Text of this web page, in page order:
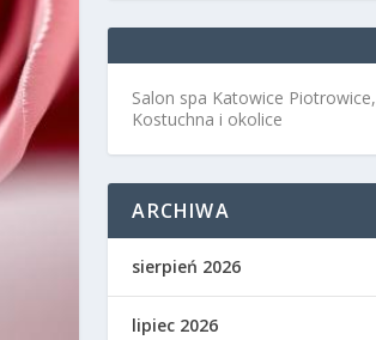
Salon spa Katowice Piotrowice,
Kostuchna i okolice
ARCHIWA
sierpień 2026
lipiec 2026